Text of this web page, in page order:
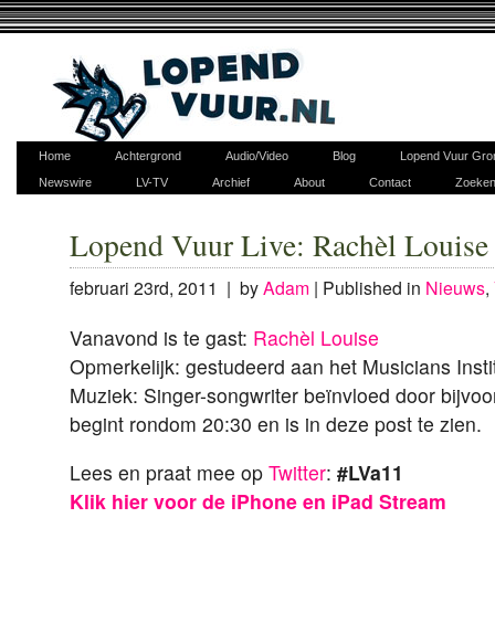
Home Achtergrond Audio/Video Blog
Lopend Vuur
Newswire
LV-TV Archief About Contact Zoeken
Lopend Vuur Live: Rachèl Louise
februari 23rd, 2011 | byAdam | Published in Nieuws,
Vanavond is te gast: Rachèl Louise
Opmerkelijk: gestudeerd aan het Musicians
Muziek: Singer-songwriter beïnvloed door
begint rondom 20:30 en is in deze post te zien.
Lees en praat mee op Twitter: #LVa11
Klik hier voor de iPhone en iPad Stream